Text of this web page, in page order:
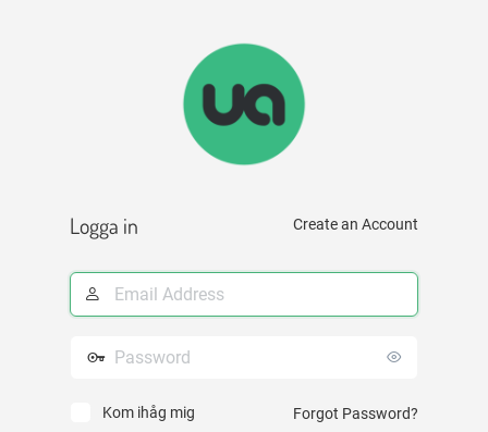
Logga in Create an Account
E-
postadress
Kom ihåg mig Forgot Password?